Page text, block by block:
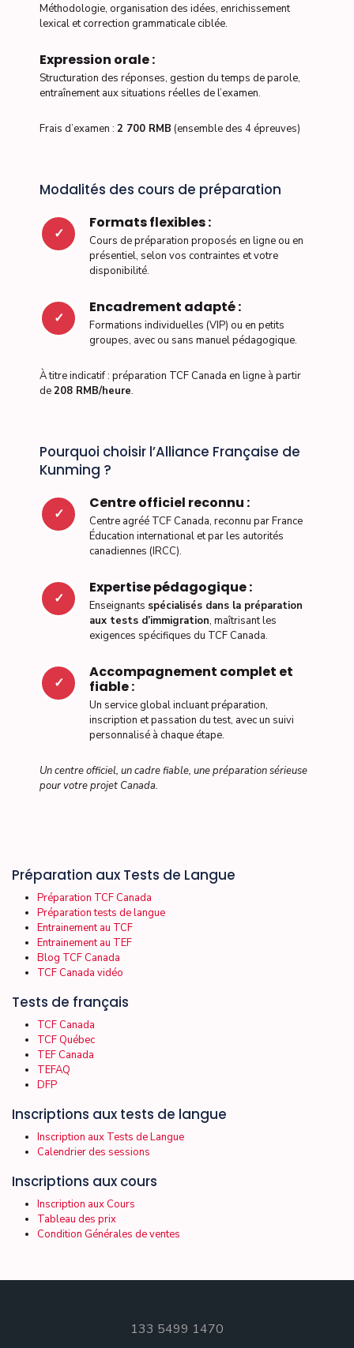
Méthodologie, organisation des idées, enrichissement
lexical et correction grammaticale ciblée.
Expression orale :
Structuration des réponses, gestion du temps de parole,
entraînement aux situations réelles de l’examen.
Frais d’examen : 2 700 RMB (ensemble des 4 épreuves)
Modalités des cours de préparation
✓
Formats flexibles :
Cours de préparation proposés en ligne ou en
présentiel, selon vos contraintes et votre
disponibilité.
✓
Encadrement adapté :
Formations individuelles (VIP) ou en petits
groupes, avec ou sans manuel pédagogique.
À titre indicatif : préparation TCF Canada en ligne à partir
de208 RMB/heure.
Pourquoi choisir l’Alliance Française de
Kunming ?
✓
Centre officiel reconnu :
Centre agréé TCF Canada, reconnu par France
Éducation international et par les autorités
canadiennes (IRCC).
✓
Expertise pédagogique :
Enseignants spécialisés dans la préparation
aux tests d’immigration, maîtrisant les
exigences spécifiques du TCF Canada.
✓
Accompagnement complet et
fiable :
Un service global incluant préparation,
inscription et passation du test, avec un suivi
personnalisé à chaque étape.
Un centre officiel, un cadre fiable, une préparation sérieuse
pour votre projet Canada.
Préparation aux Tests de Langue
Préparation TCF Canada
Préparation tests de langue
Entrainement au TCF
Entrainement au TEF
Blog TCF Canada
TCF Canada vidéo
Tests de français
TCF Canada
TCF Québec
TEF Canada
TEFAQ
DFP
Inscriptions aux tests de langue
Inscription aux Tests de Langue
Calendrier des sessions
Inscriptions aux cours
Inscription aux Cours
Tableau des prix
Condition Générales de ventes
133 5499 1470